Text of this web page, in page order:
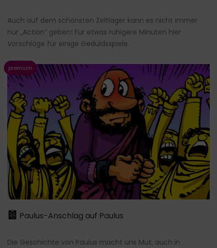
Auch auf dem schönsten Zeltlager kann es nicht immer
nur „Action” geben! Für etwas ruhigere Minuten hier
Vorschläge für einige Geduldsspiele.
Paulus-Anschlag auf Paulus
Die Geschichte von Paulus macht uns Mut, auch in